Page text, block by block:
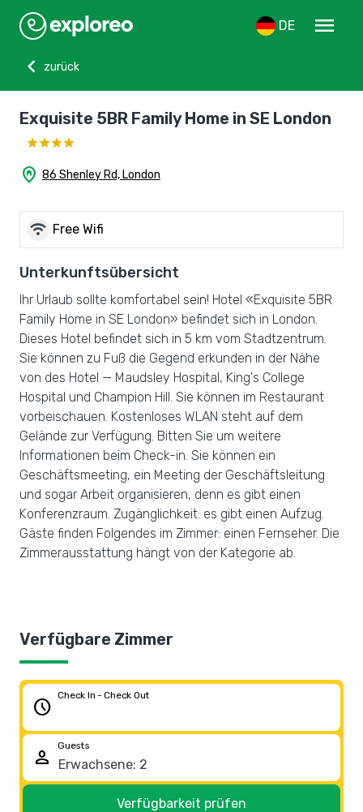
DE
menu
chevron_left
zurück
Exquisite 5BR Family Home in SE London
home_pin 86 Shenley Rd, London
wifi Free Wifi
Unterkunftsübersicht
Ihr Urlaub sollte komfortabel sein! Hotel «Exquisite 5BR
Family Home in SE London» befindet sich in London.
Dieses Hotel befindet sich in 5 km vom Stadtzentrum.
Sie können zu Fuß die Gegend erkunden in der Nähe
von des Hotel — Maudsley Hospital, King's College
Hospital und Champion Hill. Sie können im Restaurant
vorbeischauen. Kostenloses WLAN steht auf dem
Gelände zur Verfügung. Bitten Sie um weitere
Informationen beim Check-in. Sie können ein
Geschäftsmeeting, ein Meeting der Geschäftsleitung
und sogar Arbeit organisieren, denn es gibt einen
Konferenzraum. Zugänglichkeit: es gibt einen Aufzug.
Gäste finden Folgendes im Zimmer: einen Fernseher. Die
Zimmerausstattung hängt von der Kategorie ab.
Verfügbare Zimmer
schedule
Check In - Check Out
person
Guests
Verfügbarkeit prüfen